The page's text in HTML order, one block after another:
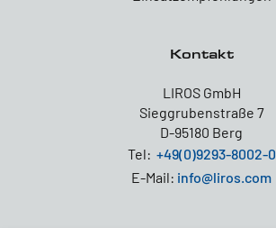
Kontakt
LIROS GmbH
Sieggrubenstraße 7
D-95180 Berg
Tel: +49(0)9293-8002-0
E-Mail: info@liros.com